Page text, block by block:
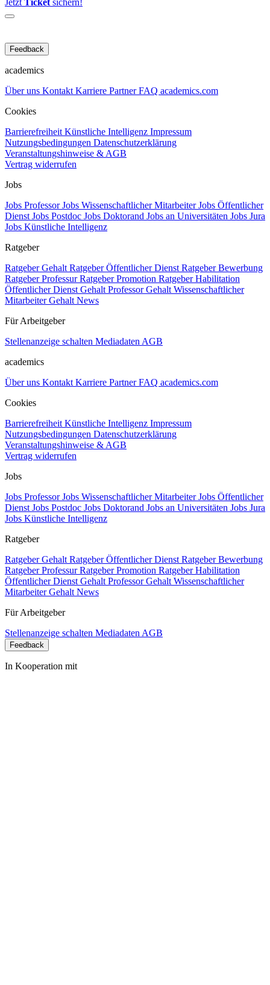
Jetzt Ticket sichern!
Feedback
academics
Über uns Kontakt Karriere PartnerFAQ academics.com
Cookies
Barrierefreiheit Künstliche Intelligenz Impressum
Nutzungsbedingungen Datenschutzerklärung
Veranstaltungshinweise & AGB
Vertrag widerrufen
Jobs
Jobs ProfessorJobs Wissenschaftlicher MitarbeiterJobs Öffentlicher
Dienst Jobs Postdoc Jobs Doktorand Jobs an Universitäten Jobs Jura
Jobs Künstliche Intelligenz
Ratgeber
Ratgeber Gehalt Ratgeber Öffentlicher Dienst Ratgeber Bewerbung
Ratgeber ProfessurRatgeber Promotion Ratgeber Habilitation
Öffentlicher Dienst Gehalt Professor Gehalt Wissenschaftlicher
Mitarbeiter Gehalt News
Für Arbeitgeber
Stellenanzeige schalten Mediadaten AGB
academics
Über uns Kontakt Karriere PartnerFAQ academics.com
Cookies
Barrierefreiheit Künstliche Intelligenz Impressum
Nutzungsbedingungen Datenschutzerklärung
Veranstaltungshinweise & AGB
Vertrag widerrufen
Jobs
Jobs ProfessorJobs Wissenschaftlicher MitarbeiterJobs Öffentlicher
Dienst Jobs Postdoc Jobs Doktorand Jobs an Universitäten Jobs Jura
Jobs Künstliche Intelligenz
Ratgeber
Ratgeber Gehalt Ratgeber Öffentlicher Dienst Ratgeber Bewerbung
Ratgeber ProfessurRatgeber Promotion Ratgeber Habilitation
Öffentlicher Dienst Gehalt Professor Gehalt Wissenschaftlicher
Mitarbeiter Gehalt News
Für Arbeitgeber
Stellenanzeige schalten Mediadaten AGB
Feedback
In Kooperation mit